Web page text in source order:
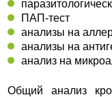
ПАП-тест
анализы на
анализы на
анализ на
Общий анализ